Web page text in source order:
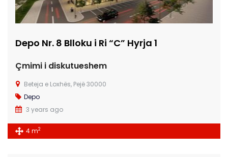
Depo Nr. 8 Blloku i Ri “C” Hyrja 1
Çmimi i diskutueshem
Beteja e Loxhës, Pejë 30000
Depo
3 years ago
4 m2